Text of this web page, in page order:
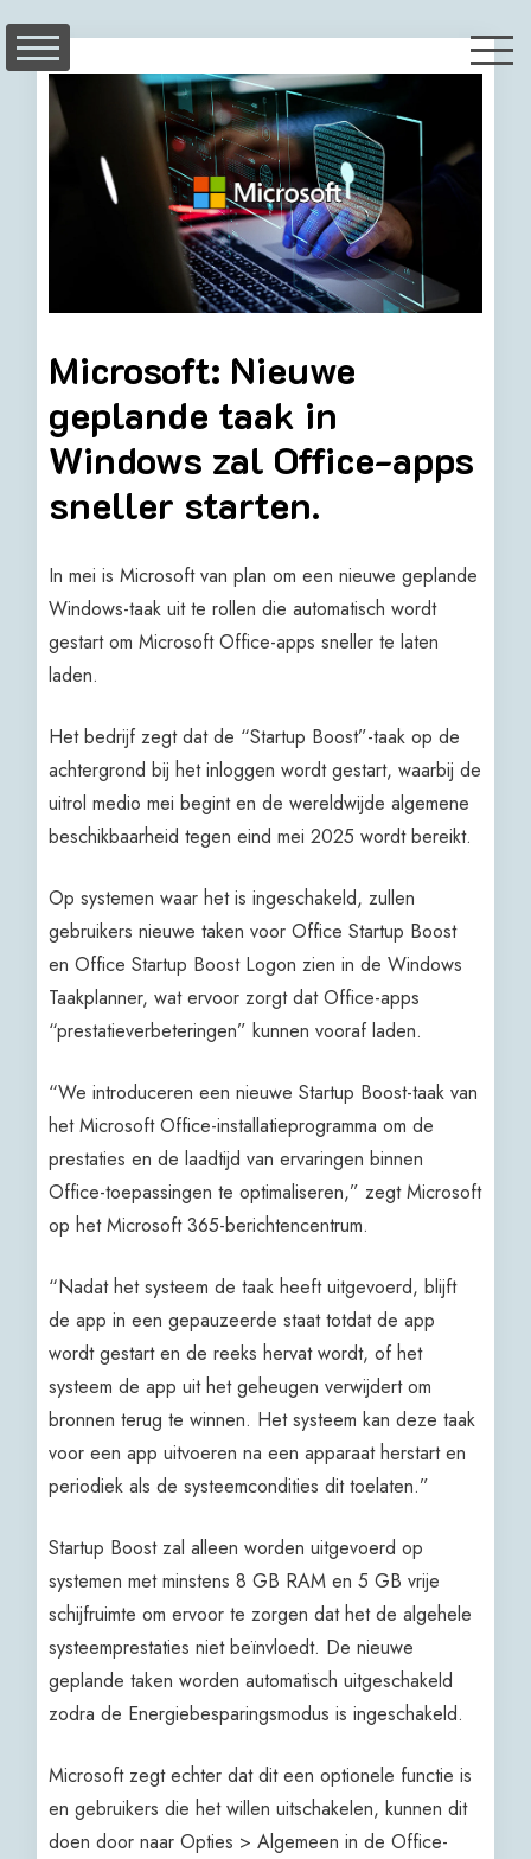
content
Microsoft: Nieuwe
geplande taak in
Windows zal Office-apps
sneller starten.
In mei is Microsoft van plan om een nieuwe geplande
Windows-taak uit te rollen die automatisch wordt
gestart om Microsoft Office-apps sneller te laten
laden.
Het bedrijf zegt dat de “Startup Boost”-taak op de
achtergrond bij het inloggen wordt gestart, waarbij de
uitrol medio mei begint en de wereldwijde algemene
beschikbaarheid tegen eind mei 2025 wordt bereikt.
Op systemen waar het is ingeschakeld, zullen
gebruikers nieuwe taken voor Office Startup Boost
en Office Startup Boost Logon zien in de Windows
Taakplanner, wat ervoor zorgt dat Office-apps
“prestatieverbeteringen” kunnen vooraf laden.
“We introduceren een nieuwe Startup Boost-taak van
het Microsoft Office-installatieprogramma om de
prestaties en de laadtijd van ervaringen binnen
Office-toepassingen te optimaliseren,” zegt Microsoft
op het Microsoft 365-berichtencentrum.
“Nadat het systeem de taak heeft uitgevoerd, blijft
de app in een gepauzeerde staat totdat de app
wordt gestart en de reeks hervat wordt, of het
systeem de app uit het geheugen verwijdert om
bronnen terug te winnen. Het systeem kan deze taak
voor een app uitvoeren na een apparaat herstart en
periodiek als de systeemcondities dit toelaten.”
Startup Boost zal alleen worden uitgevoerd op
systemen met minstens 8 GB RAM en 5 GB vrije
schijfruimte om ervoor te zorgen dat het de algehele
systeemprestaties niet beïnvloedt. De nieuwe
geplande taken worden automatisch uitgeschakeld
zodra de Energiebesparingsmodus is ingeschakeld.
Microsoft zegt echter dat dit een optionele functie is
en gebruikers die het willen uitschakelen, kunnen dit
doen door naar Opties > Algemeen in de Office-